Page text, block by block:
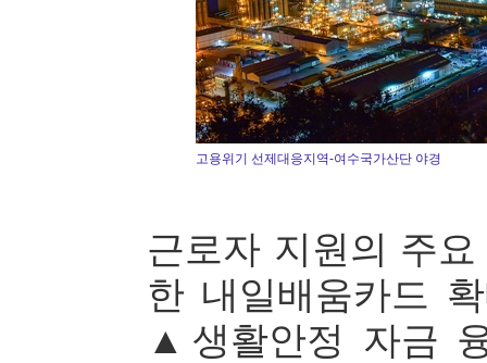
고용위기 선제대응지역-여수국가산단 야경
근로자 지원의 주
한 내일배움카드
▲생활안정 자금